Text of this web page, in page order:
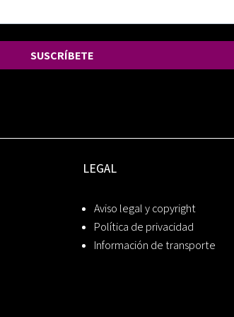
SUSCRÍBETE
LEGAL
Aviso legal y copyright
Política de privacidad
Información de transporte